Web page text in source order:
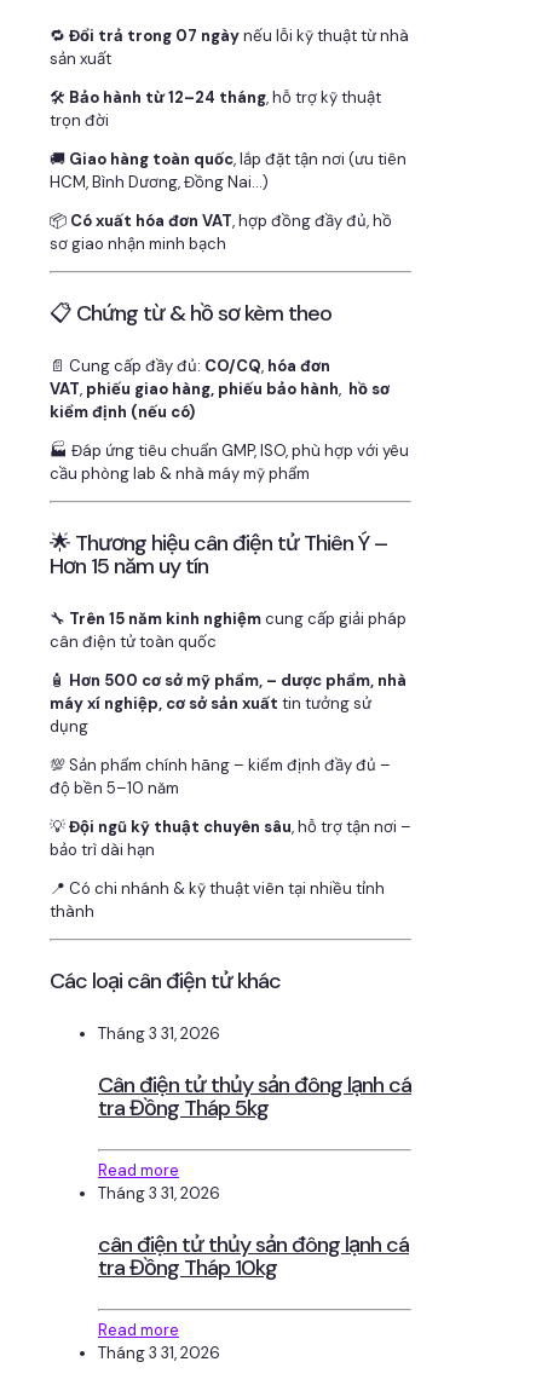
🔁 Đổi trả trong 07 ngàynếu lỗi kỹ thuật từ nhà
sản xuất
🛠 Bảo hành từ 12–24 tháng, hỗ trợ kỹ thuật
trọn đời
🚚 Giao hàng toàn quốc, lắp đặt tận nơi (ưu tiên
HCM, Bình Dương, Đồng Nai…)
📦 Có xuất hóa đơn VAT, hợp đồng đầy đủ, hồ
sơ giao nhận minh bạch
📋 Chứng từ & hồ sơ kèm theo
📄 Cung cấp đầy đủ: CO/CQ, hóa đơn
VAT, phiếu giao hàng, phiếu bảo hành, hồ sơ
kiểm định (nếu có)
🏭 Đáp ứng tiêu chuẩn GMP, ISO, phù hợp với yêu
cầu phòng lab & nhà máy mỹ phẩm
🌟 Thương hiệu cân điện tử Thiên Ý –
Hơn 15 năm uy tín
🔧 Trên 15 năm kinh nghiệmcung cấp giải pháp
cân điện tử toàn quốc
🧴 Hơn 500 cơ sở mỹ phẩm, – dược phẩm, nhà
máy xí nghiệp, cơ sở sản xuất tin tưởng sử
dụng
💯 Sản phẩm chính hãng – kiểm định đầy đủ –
độ bền 5–10 năm
💡Đội ngũ kỹ thuật chuyên sâu, hỗ trợ tận nơi –
bảo trì dài hạn
📍 Có chi nhánh & kỹ thuật viên tại nhiều tỉnh
thành
Các loại cân điện tử khác
Tháng 3 31, 2026
Cân điện tử thủy sản đông lạnh cá
tra Đồng Tháp 5kg
Read more
Tháng 3 31, 2026
cân điện tử thủy sản đông lạnh cá
tra Đồng Tháp 10kg
Read more
Tháng 3 31, 2026